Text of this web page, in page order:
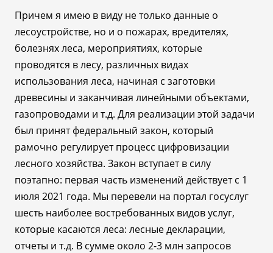
Причем я имею в виду не только данные о
лесоустройстве, но и о пожарах, вредителях,
болезнях леса, мероприятиях, которые
проводятся в лесу, различных видах
использования леса, начиная с заготовки
древесины и заканчивая линейными объектами,
газопроводами и т.д. Для реализации этой задачи
был принят федеральный закон, который
рамочно регулирует процесс цифровизации
лесного хозяйства. Закон вступает в силу
поэтапно: первая часть изменений действует с 1
июля 2021 года. Мы перевели на портал госуслуг
шесть наиболее востребованных видов услуг,
которые касаются леса: лесные декларации,
отчеты и т.д. В сумме около 2-3 млн запросов